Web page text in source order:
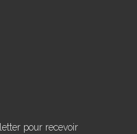
pour recevoir